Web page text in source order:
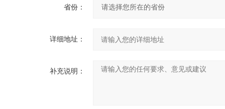
省份：
详细地址：
补充说明：